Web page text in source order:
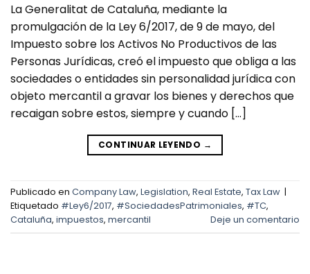
La Generalitat de Cataluña, mediante la
promulgación de la Ley 6/2017, de 9 de mayo, del
Impuesto sobre los Activos No Productivos de las
Personas Jurídicas, creó el impuesto que obliga a las
sociedades o entidades sin personalidad jurídica con
objeto mercantil a gravar los bienes y derechos que
recaigan sobre estos, siempre y cuando […]
CONTINUAR LEYENDO →
Publicado en Company Law, Legislation, Real Estate, Tax Law |
Etiquetado #Ley6/2017, #SociedadesPatrimoniales, #TC,
Cataluña, impuestos, mercantil Deje un comentario